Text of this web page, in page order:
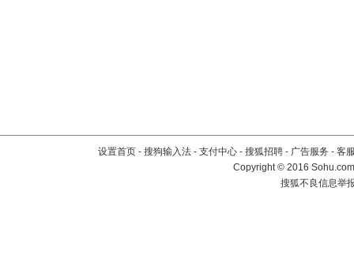
设置首页 - 搜狗输入法 - 支付中心 - 搜狐招聘 - 广告服务 - 客
Copyright©2016
搜狐不良信息举